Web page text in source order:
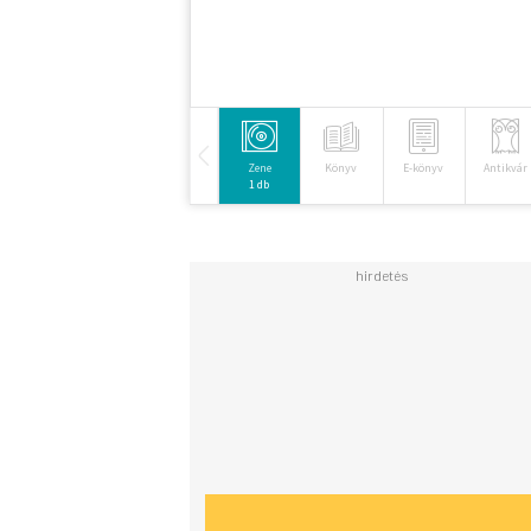
Zene
1 db
Könyv E-könyv Antikvár